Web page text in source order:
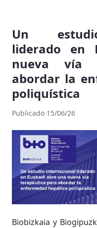
Un
liderado en
nueva vía
abordar la
poliquística
Publicado 15/06/26
Biobizkaia y